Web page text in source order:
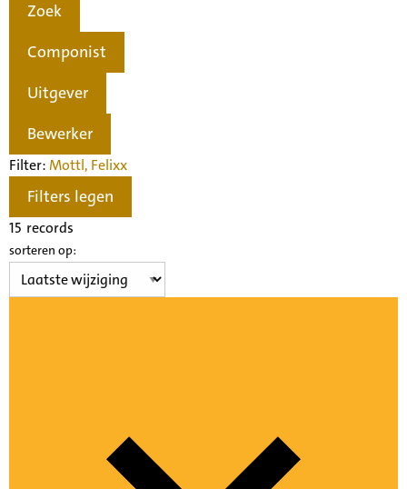
Zoek
Componist
Uitgever
Bewerker
Filter:Mottl, Felixx
Filters legen
15 records
sorteren op: